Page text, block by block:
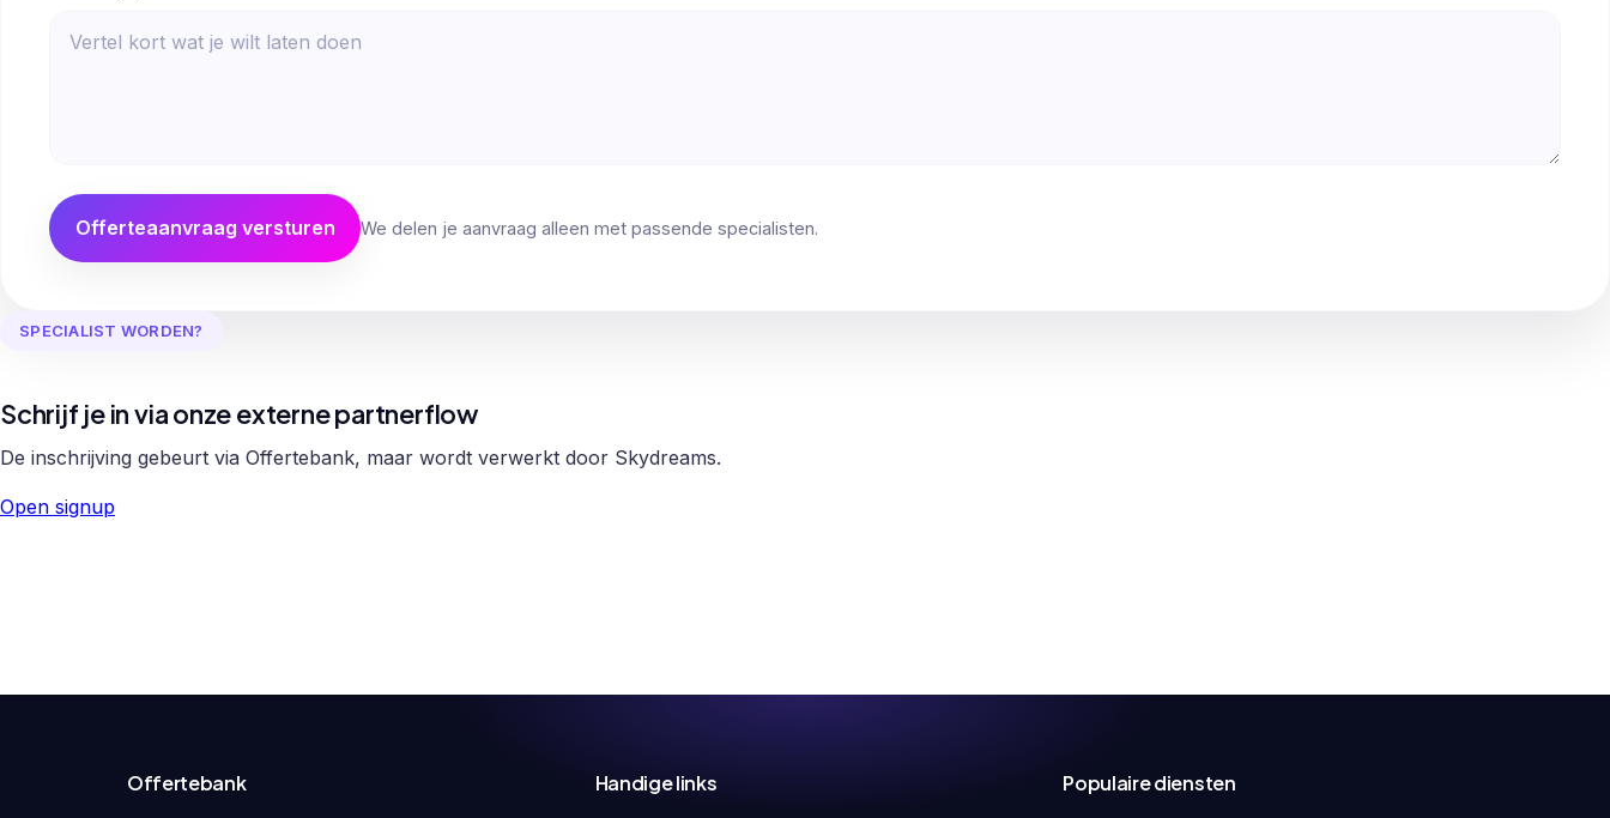
Offerteaanvraag versturen We delen je aanvraag alleen met passende specialisten.
SPECIALIST WORDEN?
Schrijf je in via onze externe partnerflow
De inschrijving gebeurt via Offertebank, maar wordt verwerkt door Skydreams.
Open signup
Offertebank Handige links Populaire diensten